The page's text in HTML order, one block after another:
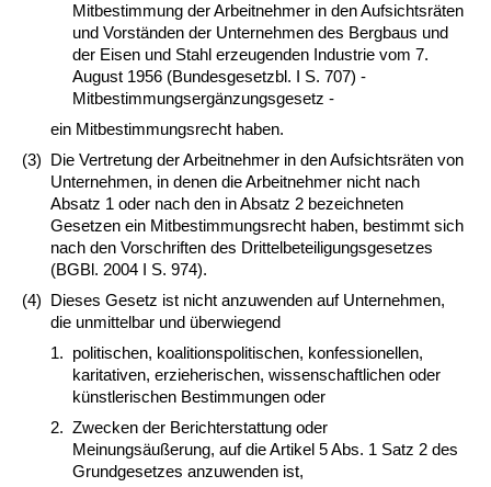
Mitbestimmung der Arbeitnehmer in den Aufsichtsräten
und Vorständen der Unternehmen des Bergbaus und
der Eisen und Stahl erzeugenden Industrie vom 7.
August 1956 (Bundesgesetzbl. I S. 707) -
Mitbestimmungsergänzungsgesetz -
ein Mitbestimmungsrecht haben.
(3) Die Vertretung der Arbeitnehmer in den Aufsichtsräten von
Unternehmen, in denen die Arbeitnehmer nicht nach
Absatz 1 oder nach den in Absatz 2 bezeichneten
Gesetzen ein Mitbestimmungsrecht haben, bestimmt sich
nach den Vorschriften des Drittelbeteiligungsgesetzes
(BGBl. 2004 I S. 974).
(4) Dieses Gesetz ist nicht anzuwenden auf Unternehmen,
die unmittelbar und überwiegend
1. politischen, koalitionspolitischen, konfessionellen,
karitativen, erzieherischen, wissenschaftlichen oder
künstlerischen Bestimmungen oder
2. Zwecken der Berichterstattung oder
Meinungsäußerung, auf die Artikel 5 Abs. 1 Satz 2 des
Grundgesetzes anzuwenden ist,